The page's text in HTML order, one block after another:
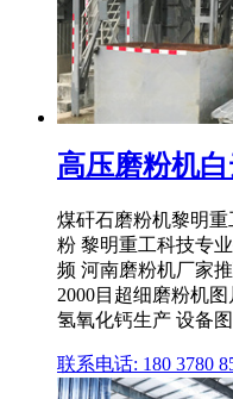
高压磨粉机
煤矸石磨粉机黎明
粉 黎明重工科技专
频 河南磨粉机厂家
2000目超细磨粉机
氢氧化钙生产 设备
联系电话: 180 3780